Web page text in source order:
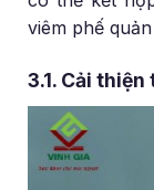
viêm phế
3.1. Cải